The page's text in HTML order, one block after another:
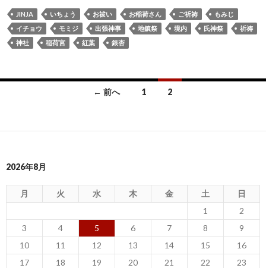
JINJA いちょう お祓い お稲荷さん ご祈祷
もみじ
イチョウ
モミジ 出張神事 地鎮祭 境内 氏神祭
祈祷
神社
稲荷宮 紅葉 銀杏
ナ
ゲ
シ
ョ
ン
← 前へ 1 2
2026年8月
月 火 水 木 金 土
日
1
2
3
4 5 6 7 8
9
10
11 12 13 14 15
16
17
18 19 20 21 22
23